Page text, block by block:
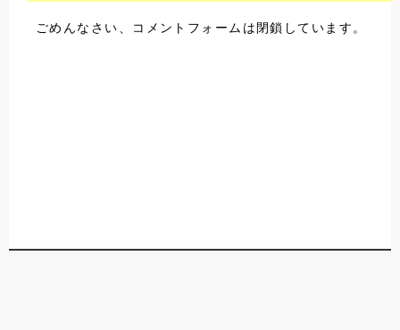
ごめんなさい、コメントフォームは閉鎖しています。